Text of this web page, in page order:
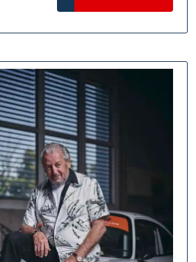
Spannende
Rennen
Expertenanalysen
MORE